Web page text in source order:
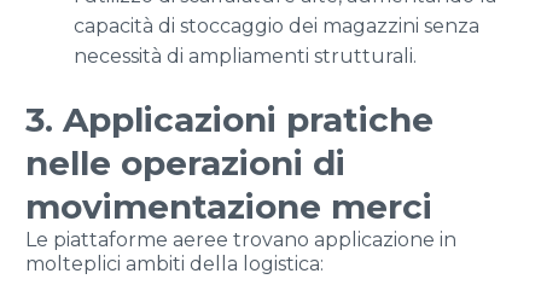
capacità di stoccaggio dei magazzini senza
necessità di ampliamenti strutturali.
3. Applicazioni pratiche
nelle operazioni di
movimentazione merci
Le piattaforme aeree trovano applicazione in
molteplici ambiti della logistica: